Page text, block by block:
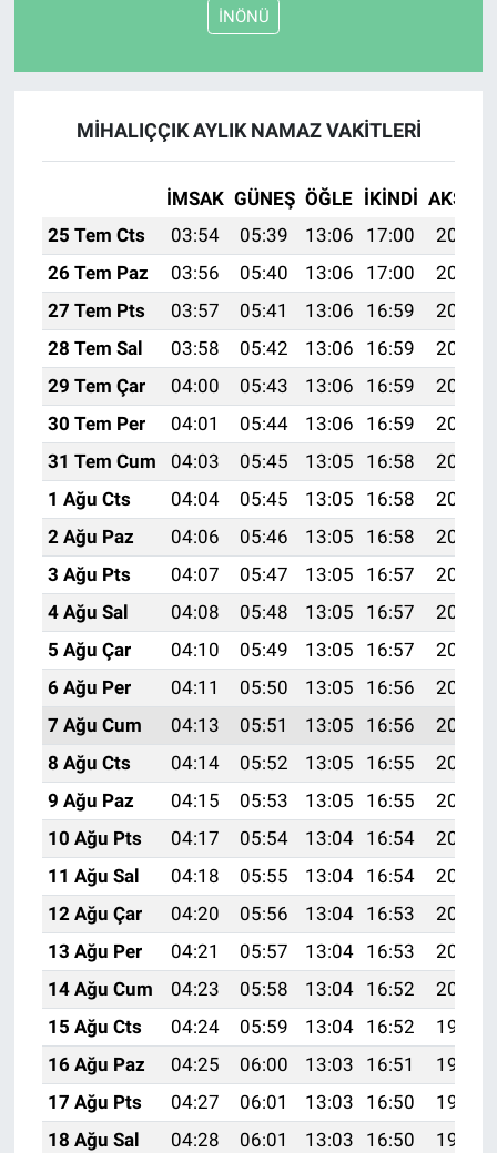
İNÖNÜ
MİHALIÇÇIK AYLIK NAMAZ VAKITLERI
İMSAK GÜNEŞ ÖĞLE İKINDI AKŞAM
25 Tem Cts
03:54 05:39 13:06 17:00
20:22
26 Tem Paz
03:56 05:40 13:06 17:00
20:21
27 Tem Pts
03:57 05:41 13:06 16:59
20:20
28 Tem Sal
03:58 05:42 13:06 16:59
20:19
29 Tem Çar
04:00 05:43 13:06 16:59
20:18
30 Tem Per
04:01 05:44 13:06 16:59
20:17
31 Tem Cum
04:03 05:45 13:05 16:58
20:16
1 Ağu Cts
04:04 05:45 13:05 16:58
20:15
2 Ağu Paz
04:06 05:46 13:05 16:58
20:14
3 Ağu Pts
04:07 05:47 13:05 16:57
20:13
4 Ağu Sal
04:08 05:48 13:05 16:57
20:12
5 Ağu Çar
04:10 05:49 13:05 16:57
20:11
6 Ağu Per
04:11 05:50 13:05 16:56
20:10
7 Ağu Cum
04:13 05:51 13:05 16:56
20:09
8 Ağu Cts
04:14 05:52 13:05 16:55
20:08
9 Ağu Paz
04:15 05:53 13:05 16:55
20:06
10 Ağu Pts
04:17 05:54 13:04 16:54
20:05
11 Ağu Sal
04:18 05:55 13:04 16:54
20:04
12 Ağu Çar
04:20 05:56 13:04 16:53
20:03
13 Ağu Per
04:21 05:57 13:04 16:53
20:01
14 Ağu Cum
04:23 05:58 13:04 16:52
20:00
15 Ağu Cts
04:24 05:59 13:04 16:52
19:59
16 Ağu Paz
04:25 06:00 13:03 16:51
19:57
17 Ağu Pts
04:27 06:01 13:03 16:50
19:56
18 Ağu Sal
04:28 06:01 13:03 16:50
19:55